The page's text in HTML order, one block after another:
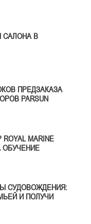
САЛОНА В
ПРЕДЗАКАЗА
PARSUN
MARINE
ОБУЧЕНИЕ
СУДОВОЖДЕНИЯ:
И ПОЛУЧИ